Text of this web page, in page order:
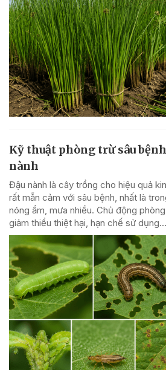
Kỹ thuật phòng trừ sâu
nành
Đậu nành là cây trồng cho hiệu quả
rất mẫn cảm với sâu bệnh, nhất là
nóng ẩm, mưa nhiều. Chủ động
giảm thiểu thiệt hại, hạn chế sử dụng...